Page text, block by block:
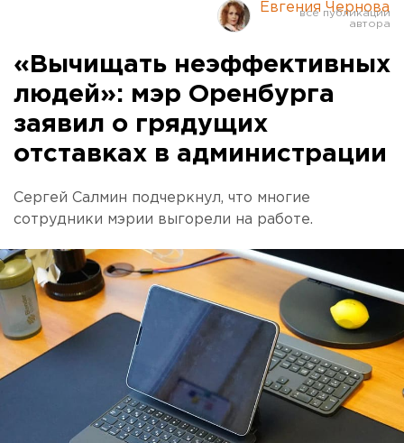
Евгения Чернова
«Вычищать неэффективных
людей»: мэр Оренбурга
заявил о грядущих
отставках в администрации
Сергей Салмин подчеркнул, что многие
сотрудники мэрии выгорели на работе.